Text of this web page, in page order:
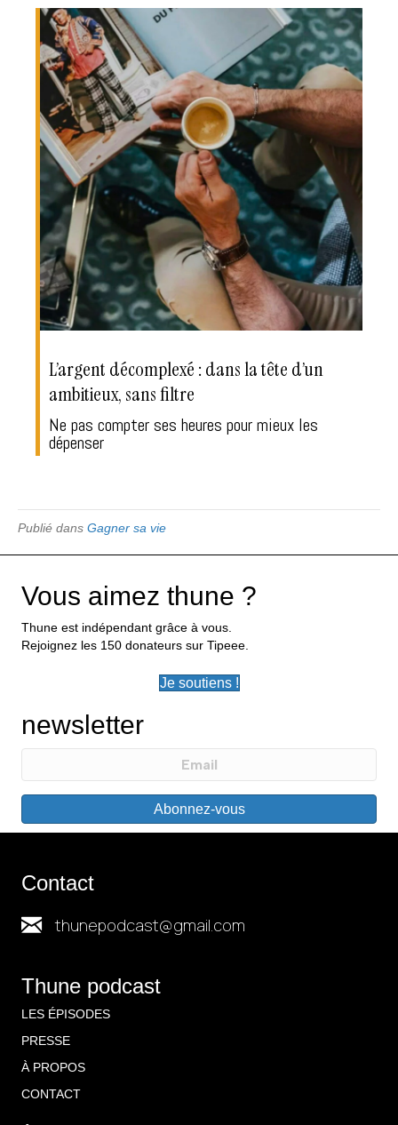
L’argent décomplexé : dans la tête d’un
ambitieux, sans filtre
Ne pas compter ses heures pour mieux les
dépenser
Publié dans Gagner sa vie
Vous aimez thune ?
Thune est indépendant grâce à vous.
Rejoignez les 150 donateurs sur Tipeee.
Je soutiens !
newsletter
Abonnez-vous
Contact
thunepodcast@gmail.com
Thune podcast
LES ÉPISODES
PRESSE
À PROPOS
CONTACT